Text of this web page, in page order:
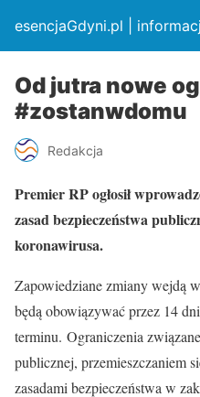
esencjaGdyni.pl |
Od jutra nowe
#zostanwdomu
Redakcja
Premier RP ogłosił
zasad bezpieczeństwa
koronawirusa.
Zapowiedziane zmiany wejdą
będą obowiązywać przez 14
terminu. Ograniczenia
publicznej, przemieszczaniem
zasadami bezpieczeństwa w